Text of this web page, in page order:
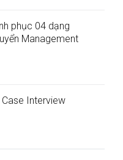
phục 04 dạng
Management
Interview